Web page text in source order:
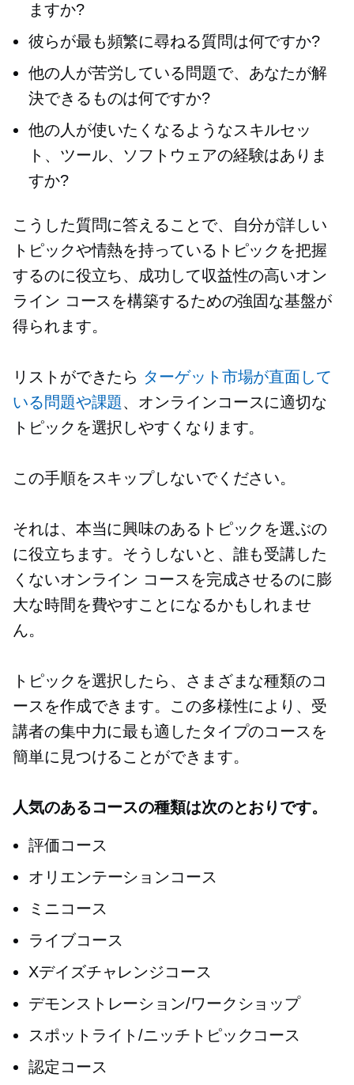
ますか?
彼らが最も頻繁に尋ねる質問は何ですか?
他の人が苦労している問題で、あなたが解
決できるものは何ですか?
他の人が使いたくなるようなスキルセッ
ト、ツール、ソフトウェアの経験はありま
すか?
こうした質問に答えることで、自分が詳しい
トピックや情熱を持っているトピックを把握
するのに役立ち、成功して収益性の高いオン
ライン コースを構築するための強固な基盤が
得られます。
リストができたら ターゲット市場が直面して
いる問題や課題、オンラインコースに適切な
トピックを選択しやすくなります。
この手順をスキップしないでください。
それは、本当に興味のあるトピックを選ぶの
に役立ちます。そうしないと、誰も受講した
くないオンライン コースを完成させるのに膨
大な時間を費やすことになるかもしれませ
ん。
トピックを選択したら、さまざまな種類のコ
ースを作成できます。この多様性により、受
講者の集中力に最も適したタイプのコースを
簡単に見つけることができます。
人気のあるコースの種類は次のとおりです。
評価コース
オリエンテーションコース
ミニコース
ライブコース
Xデイズチャレンジコース
デモンストレーション/ワークショップ
スポットライト/ニッチトピックコース
認定コース